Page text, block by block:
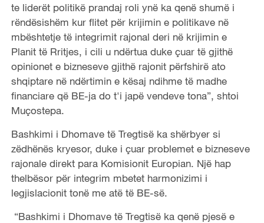
te liderët politikë prandaj roli ynë ka qenë shumë i
rëndësishëm kur flitet për krijimin e politikave në
mbështetje të integrimit rajonal deri në krijimin e
Planit të Rritjes, i cili u ndërtua duke çuar të gjithë
opinionet e bizneseve gjithë rajonit përfshirë ato
shqiptare në ndërtimin e kësaj ndihme të madhe
financiare që BE-ja do t'i japë vendeve tona”, shtoi
Muçostepa.
Bashkimi i Dhomave të Tregtisë ka shërbyer si
zëdhënës kryesor, duke i çuar problemet e bizneseve
rajonale direkt para Komisionit Europian. Një hap
thelbësor për integrim mbetet harmonizimi i
legjislacionit tonë me atë të BE-së.
“Bashkimi i Dhomave të Tregtisë ka qenë pjesë e